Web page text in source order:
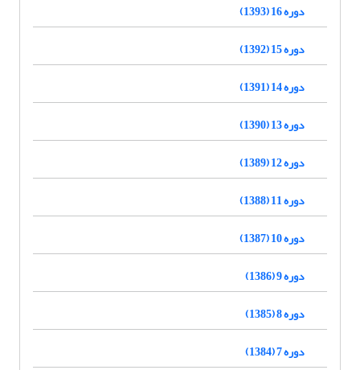
دوره 16 (1393)
دوره 15 (1392)
دوره 14 (1391)
دوره 13 (1390)
دوره 12 (1389)
دوره 11 (1388)
دوره 10 (1387)
دوره 9 (1386)
دوره 8 (1385)
دوره 7 (1384)